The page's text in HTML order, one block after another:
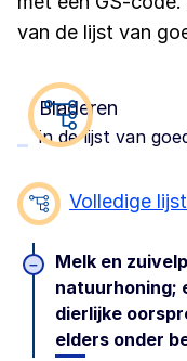
van de lijst van
Bladeren
in de lijst van
Volledige
–
Melk en
natuurhoning;
dierlijke
elders onder